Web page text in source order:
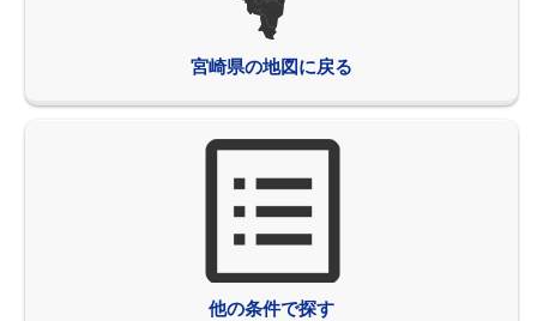
宮崎県の地図に戻る
他の条件で探す